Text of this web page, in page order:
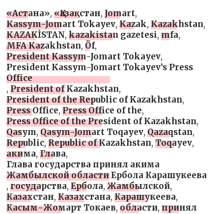
«Астана»,«Қазақстан,Jomart,
Kassym-Jomart Tokayev,Kazak,Kazakhstan,
KAZAKİSTAN,kazakistan gazetesi,mfa,
MFA Kazakhstan,Öf,
President Kassym-Jomart Tokayev,
President Kassym-Jomart Tokayev’s Press
Office
,President of Kazakhstan,
President of the Republic of Kazakhstan,
Press Office,Press Office of the,
Press Office of the President of Kazakhstan,
Qasym,Qasym-Jomart Toqayev,Qazaqstan,
Republic,Republic of Kazakhstan,Toqayev,
акима,Глава,
Глава государства принял акима
Жамбылской области Ербола Карашукеева
,государства,Ербола,Жамбылской,
Казахстан,Казахстана,Карашукеева,
Касым-Жомарт Токаев,области,принял